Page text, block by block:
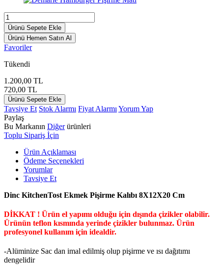
Ürünü Sepete Ekle
Ürünü Hemen Satın Al
Favoriler
Tükendi
1.200,00 TL
720,00 TL
Ürünü Sepete Ekle
Tavsiye Et Stok Alarmı Fiyat Alarmı Yorum Yap
Paylaş
Bu Markanın Diğerürünleri
Toplu Sipariş İçin
Ürün Açıklaması
Ödeme Seçenekleri
Yorumlar
Tavsiye Et
Dinc KitchenTost Ekmek Pişirme Kalıbı 8X12X20 Cm
DİKKAT ! Ürün el yapımı olduğu için dışında çizikler olabilir.
Ürünün teflon kısmında yerinde çizikler bulunmaz. Ürün
profesyonel kullanım için idealdir.
-Alüminize Sac dan imal edilmiş olup pişirme ve ısı dağıtımı
dengelidir